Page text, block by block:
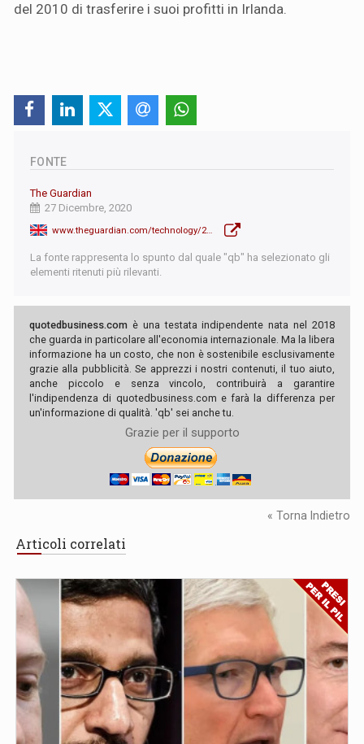
del 2010 di trasferire i suoi profitti in Irlanda.
FONTE
The Guardian
27 Dicembre, 2020
La fonte rappresenta lo spunto dal quale "qb" ha selezionato gli
elementi ritenuti più rilevanti.
quotedbusiness.com è una testata indipendente nata nel 2018
che guarda in particolare all'economia internazionale. Ma la libera
informazione ha un costo, che non è sostenibile esclusivamente
grazie alla pubblicità. Se apprezzi i nostri contenuti, il tuo aiuto,
anche piccolo e senza vincolo, contribuirà a garantire
l'indipendenza di quotedbusiness.com e farà la differenza per
un'informazione di qualità. 'qb' sei anche tu.
Grazie per il supporto
« Torna Indietro
Articoli correlati